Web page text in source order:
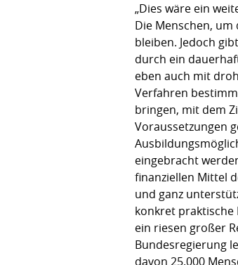
„Dies wäre ein
Die Menschen,
bleiben. Jedoch
durch ein
eben auch mit
Verfahren
bringen, mit dem
Voraussetzungen
eingebracht
finanziellen Mittel
und ganz
konkret praktische
ein riesen großer
Bundesregierung
davon 25.000